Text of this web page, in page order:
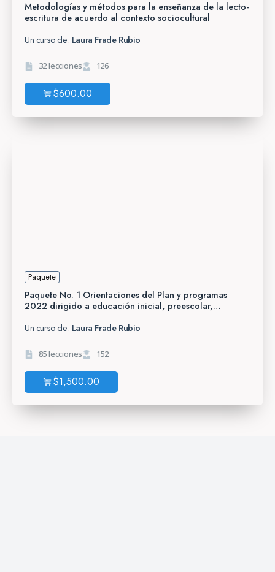
Metodologías y métodos para la enseñanza de la lecto-
escritura de acuerdo al contexto sociocultural
Un curso de: Laura Frade Rubio
32 lecciones 126
$600.00
Paquete
Paquete No. 1 Orientaciones del Plan y programas
2022 dirigido a educación inicial, preescolar,
Un curso de: Laura Frade Rubio
85 lecciones 152
$1,500.00